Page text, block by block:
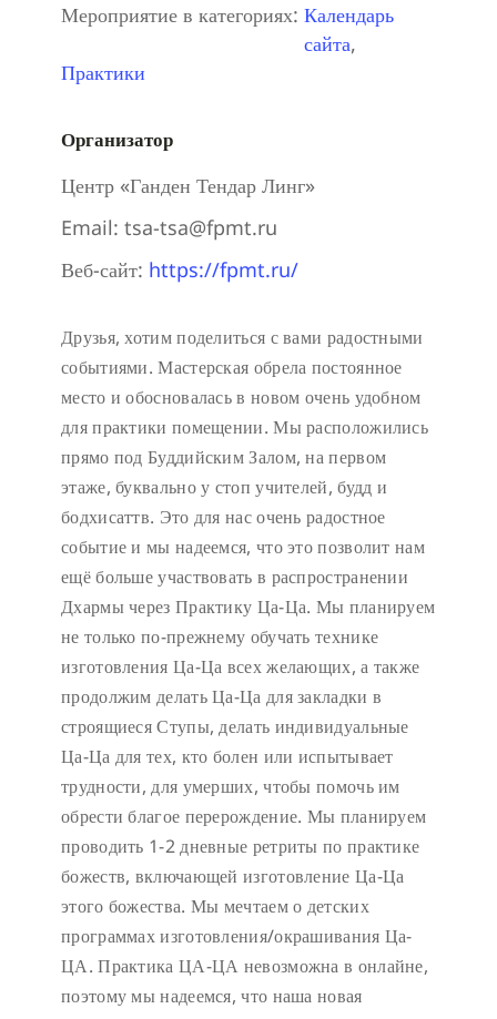
Мероприятие в категориях: Календарь
сайта,
Практики
Организатор
Центр «Ганден Тендар Линг»
Email: tsa-tsa@fpmt.ru
Веб-сайт: https://fpmt.ru/
Друзья, хотим поделиться с вами радостными
событиями. Мастерская обрела постоянное
место и обосновалась в новом очень удобном
для практики помещении. Мы расположились
прямо под Буддийским Залом, на первом
этаже, буквально у стоп учителей, будд и
бодхисаттв. Это для нас очень радостное
событие и мы надеемся, что это позволит нам
ещё больше участвовать в распространении
Дхармы через Практику Ца-Ца. Мы планируем
не только по-прежнему обучать технике
изготовления Ца-Ца всех желающих, а также
продолжим делать Ца-Ца для закладки в
строящиеся Ступы, делать индивидуальные
Ца-Ца для тех, кто болен или испытывает
трудности, для умерших, чтобы помочь им
обрести благое перерождение. Мы планируем
проводить 1-2 дневные ретриты по практике
божеств, включающей изготовление Ца-Ца
этого божества. Мы мечтаем о детских
программах изготовления/окрашивания Ца-
ЦА. Практика ЦА-ЦА невозможна в онлайне,
поэтому мы надеемся, что наша новая